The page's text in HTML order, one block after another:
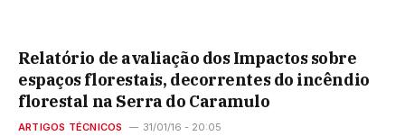
Relatório de avaliação dos Impactos sobre
espaços florestais, decorrentes do incêndio
florestal na Serra do Caramulo
ARTIGOS TÉCNICOS 31/01/16 - 20:05